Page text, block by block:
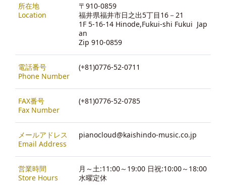
所在地
Location
〒910-0859
福井県福井市日之出5丁目16－21
1F 5-16-14 Hinode,Fukui-shi Fukui Jap
an
Zip 910-0859
電話番号
Phone Number
(+81)0776-52-0711
FAX番号
Fax Number
(+81)0776-52-0785
メールアドレス
Email Address
pianocloud@kaishindo-music.co.jp
営業時間
Store Hours
月～土:11:00～19:00 日祝:10:00～18:00
水曜定休